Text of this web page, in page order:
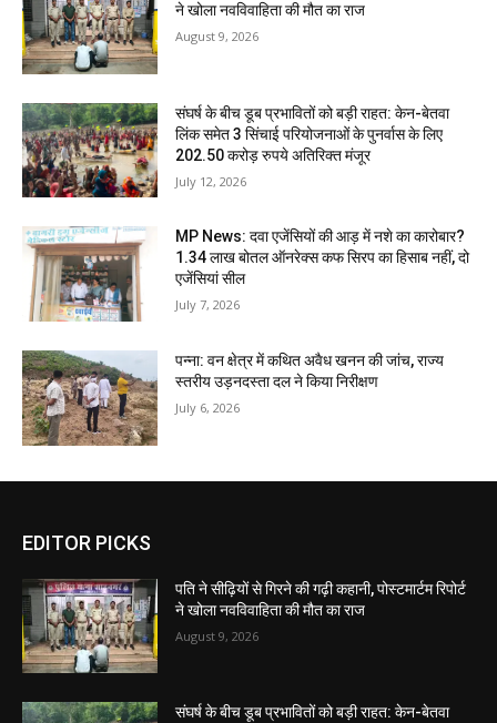
ने खोला नवविवाहिता की मौत का राज
August 9, 2026
संघर्ष के बीच डूब प्रभावितों को बड़ी राहत: केन-बेतवा
लिंक समेत 3 सिंचाई परियोजनाओं के पुनर्वास के लिए
202.50 करोड़ रुपये अतिरिक्त मंजूर
July 12, 2026
MP News: दवा एजेंसियों की आड़ में नशे का कारोबार?
1.34 लाख बोतल ऑनरेक्स कफ सिरप का हिसाब नहीं, दो
एजेंसियां सील
July 7, 2026
पन्ना: वन क्षेत्र में कथित अवैध खनन की जांच, राज्य
स्तरीय उड़नदस्ता दल ने किया निरीक्षण
July 6, 2026
EDITOR PICKS
पति ने सीढ़ियों से गिरने की गढ़ी कहानी, पोस्टमार्टम रिपोर्ट
ने खोला नवविवाहिता की मौत का राज
August 9, 2026
संघर्ष के बीच डूब प्रभावितों को बड़ी राहत: केन-बेतवा